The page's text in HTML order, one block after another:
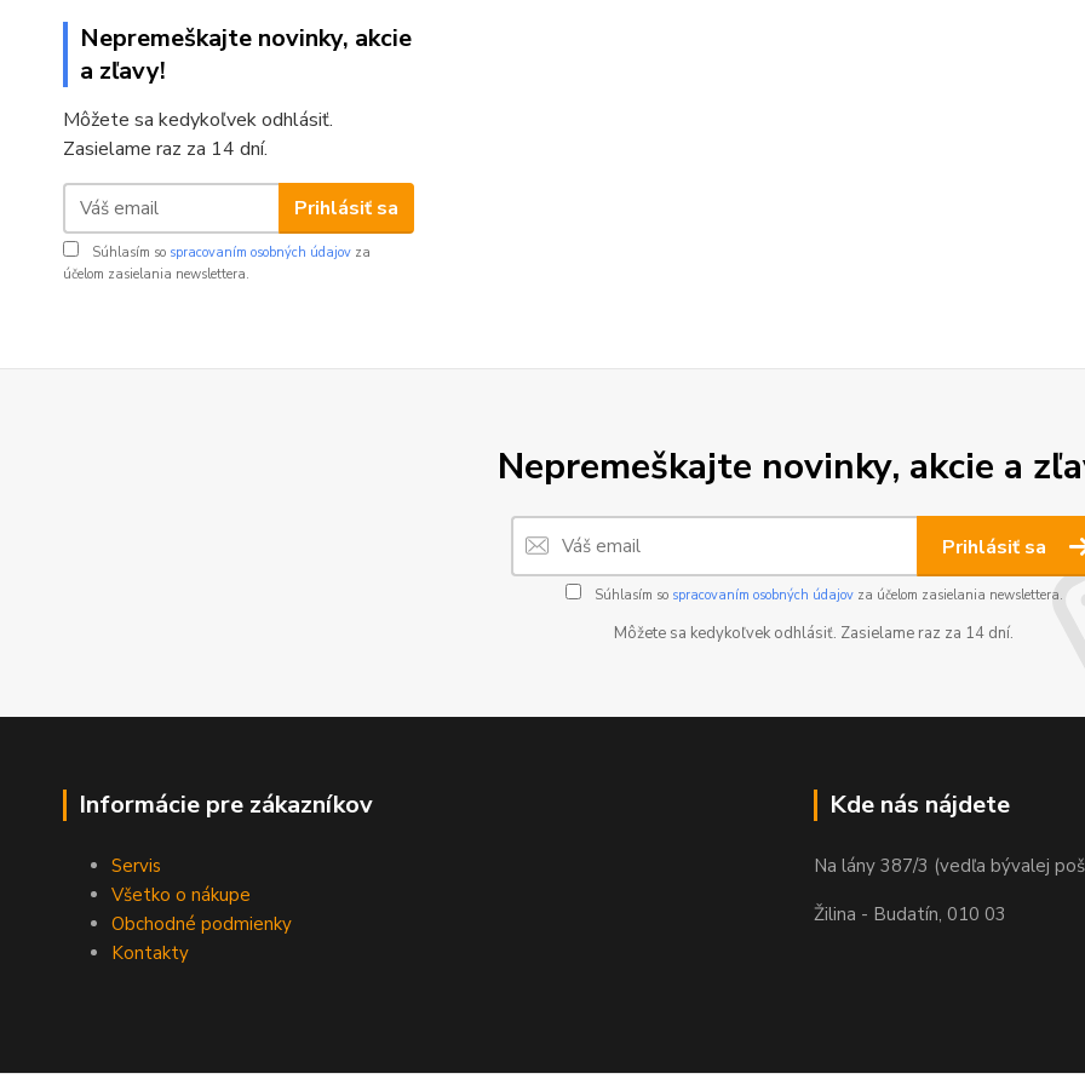
Nepremeškajte novinky, akcie
a zľavy!
Môžete sa kedykoľvek odhlásiť.
Zasielame raz za 14 dní.
Prihlásiť sa
Súhlasím so spracovaním osobných údajov za
účelom zasielania newslettera.
Nepremeškajte novinky, akcie a
Prihlásiť sa
Súhlasím so spracovaním osobných údajovza účelom zasielania newslettera.
Môžete sa kedykoľvek odhlásiť. Zasielame raz za 14 dní.
Informácie pre zákazníkov
Servis
Všetko o nákupe
Obchodné podmienky
Kontakty
Kde nás nájdete
Na lány 387/3 (vedľa bývalej
Žilina - Budatín, 010 03